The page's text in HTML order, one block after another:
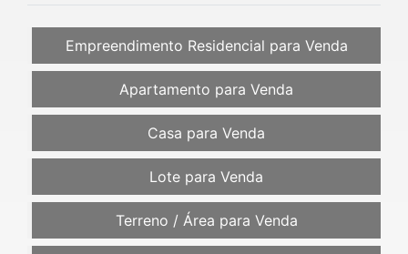
Empreendimento Residencial para Venda
Apartamento para Venda
Casa para Venda
Lote para Venda
Terreno / Área para Venda